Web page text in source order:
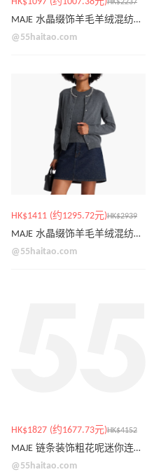
HK$2237
MAJE 水晶缀饰羊毛羊绒混纺毛衣
@55haitao.com
HK$1411 (约1295.72元)HK$2939
MAJE 水晶缀饰羊毛羊绒混纺背心和开衫套装
@55haitao.com
HK$1827 (约1677.73元)HK$4152
MAJE 链条装饰粗花呢迷你连衣裙
@55haitao.com